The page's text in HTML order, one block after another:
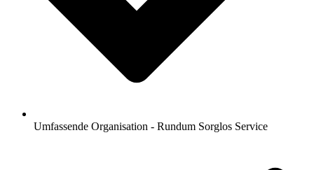
Umfassende Organisation - Rundum Sorglos Service